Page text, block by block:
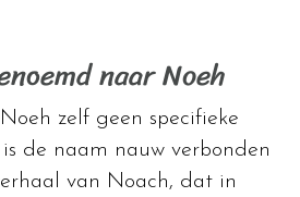
naar Noeh
zelf geen specifieke
de naam nauw verbonden
van Noach, dat in